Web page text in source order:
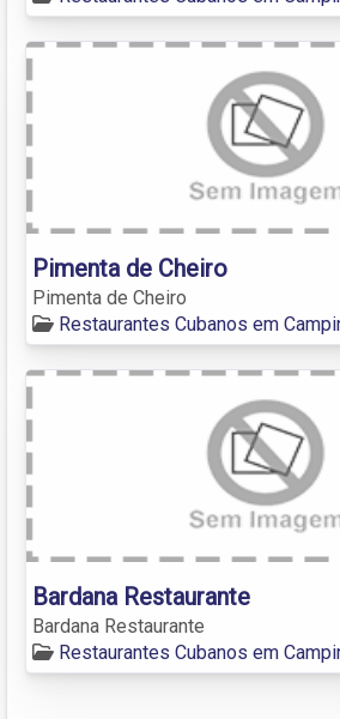
Pimenta de Cheiro
Pimenta de Cheiro
Restaurantes Cubanos em
Bardana Restaurante
Bardana Restaurante
Restaurantes Cubanos em